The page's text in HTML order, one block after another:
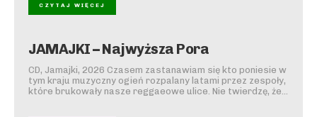
CZYTAJ WIĘCEJ
JAMAJKI – Najwyższa Pora
CD, Jamajki, 2026 Czasem zastanawiam się kto poniesie w
tym kraju muzyczny ogień rozpalany latami przez zespoły,
które brukowały nasze reggaeowe ulice. Nie twierdzę, że...